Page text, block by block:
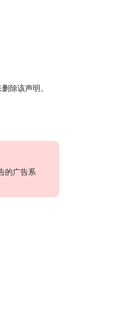
除该声明。
的广告系